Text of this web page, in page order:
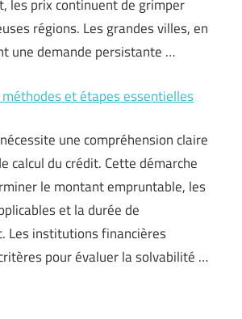
les prix continuent de grimper
régions. Les grandes villes, en
une demande persistante …
méthodes et étapes essentielles
une compréhension claire
calcul du crédit. Cette démarche
le montant empruntable, les
et la durée de
Les institutions financières
pour évaluer la solvabilité …